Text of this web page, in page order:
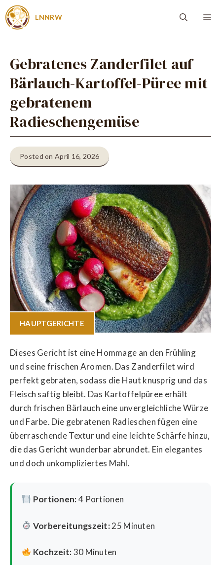
Zum
Inhalt
LNNRW
Gebratenes Zanderfilet auf
Bärlauch-Kartoffel-Püree mit
gebratenem
Radieschengemüse
Posted on April 16, 2026
HAUPTGERICHTE
Dieses Gericht ist eine Hommage an den Frühling
und seine frischen Aromen. Das Zanderfilet wird
perfekt gebraten, sodass die Haut knusprig und das
Fleisch saftig bleibt. Das Kartoffelpüree erhält
durch frischen Bärlauch eine unvergleichliche Würze
und Farbe. Die gebratenen Radieschen fügen eine
überraschende Textur und eine leichte Schärfe hinzu,
die das Gericht wunderbar abrundet. Ein elegantes
und doch unkompliziertes Mahl.
Portionen:4 Portionen
Vorbereitungszeit:25 Minuten
Kochzeit:30 Minuten